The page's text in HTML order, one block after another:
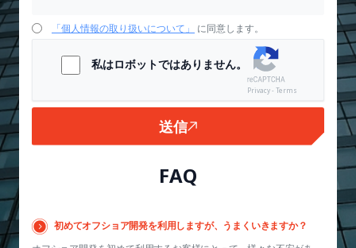
「個人情報の取り扱いについて」 に同意します。
私はロボットではありません。
Privacy - Terms
送信
FAQ
初めてオフショア開発を利用しますが、うまくいきますか？